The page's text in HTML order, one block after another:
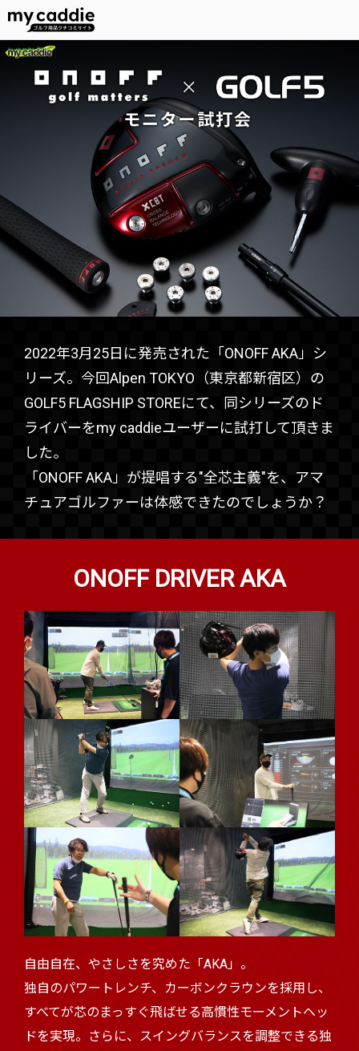
2022年3月25日に発売された「ONOFF AKA」シ
リーズ。今回Alpen TOKYO（東京都新宿区）の
GOLF5 FLAGSHIP STOREにて、同シリーズのド
ライバーをmy caddieユーザーに試打して頂きま
した。
「ONOFF AKA」が提唱する"全芯主義"を、アマ
チュアゴルファーは体感できたのでしょうか？
ONOFF DRIVER AKA
自由自在、やさしさを究めた「AKA」。
独自のパワートレンチ、カーボンクラウンを採用し、
すべてが芯のまっすぐ飛ばせる高慣性モーメントヘッ
ドを実現。さらに、スイングバランスを調整できる独